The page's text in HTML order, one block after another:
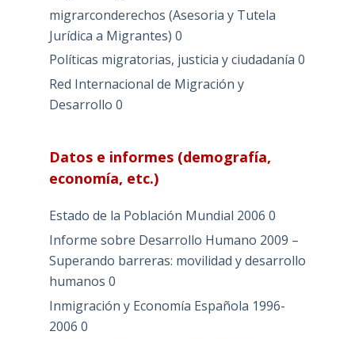
migrarconderechos (Asesoria y Tutela
Jurídica a Migrantes) 0
Políticas migratorias, justicia y ciudadanía 0
Red Internacional de Migración y
Desarrollo 0
Datos e informes (demografía,
economía, etc.)
Estado de la Población Mundial 2006 0
Informe sobre Desarrollo Humano 2009 –
Superando barreras: movilidad y desarrollo
humanos 0
Inmigración y Economía Española 1996-
2006 0